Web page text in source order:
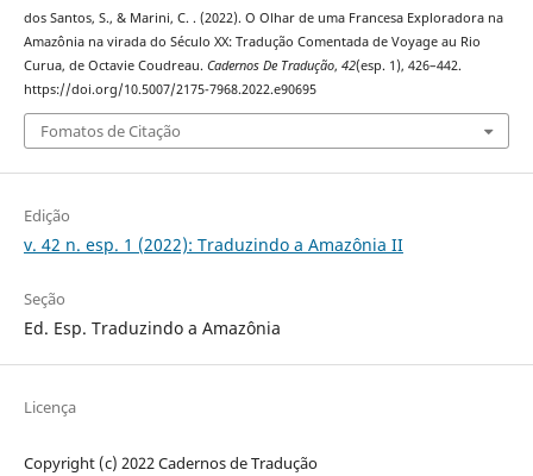
dos Santos, S., & Marini, C. . (2022). O Olhar de uma Francesa Exploradora na
Amazônia na virada do Século XX: Tradução Comentada de Voyage au Rio
Curua, de Octavie Coudreau. Cadernos De Tradução, 42(esp. 1), 426–442.
https://doi.org/10.5007/2175-7968.2022.e90695
Fomatos de Citação
Edição
v. 42 n. esp. 1 (2022): Traduzindo a Amazônia II
Seção
Ed. Esp. Traduzindo a Amazônia
Licença
Copyright (c) 2022 Cadernos de Tradução